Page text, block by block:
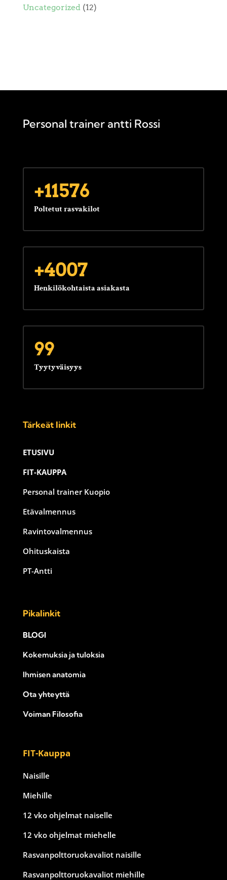
Uncategorized(12)
Personal trainer antti Rossi
+11576
Poltetut rasvakilot
+4007
Henkilökohtaista asiakasta
99
Tyytyväisyys
Tärkeät linkit
ETUSIVU
FIT-KAUPPA
Personal trainer Kuopio
Etävalmennus
Ravintovalmennus
Ohituskaista
PT-Antti
Pikalinkit
BLOGI
Kokemuksia ja tuloksia
Ihmisen anatomia
Ota yhteyttä
Voiman Filosofia
FIT-Kauppa
Naisille
Miehille
12 vko ohjelmat naiselle
12 vko ohjelmat miehelle
Rasvanpolttoruokavaliot naisille
Rasvanpolttoruokavaliot miehille